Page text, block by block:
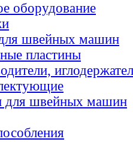
оборудование
швейных машин
пластины
для швейных машин